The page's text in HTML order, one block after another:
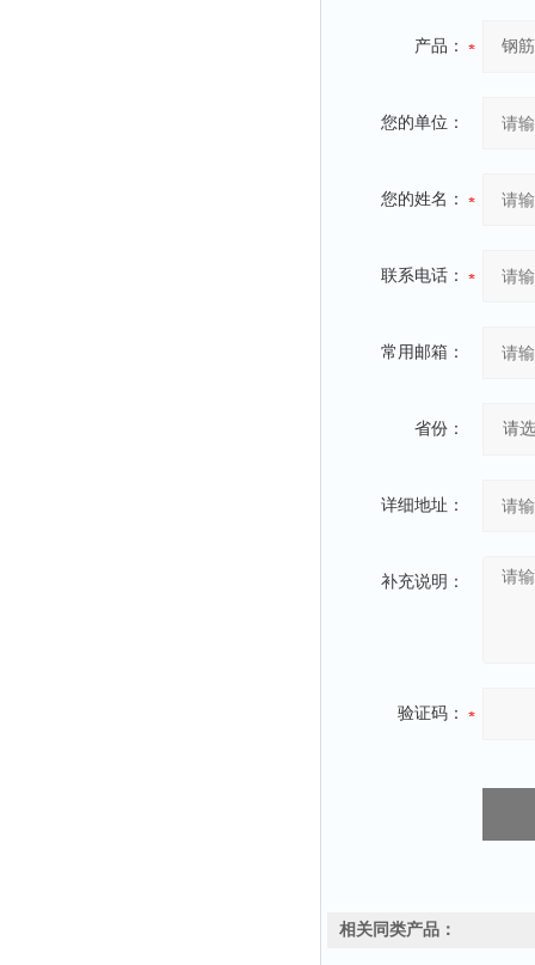
产品：
您的单位：
您的姓名：
联系电话：
常用邮箱：
省份：
详细地址：
补充说明：
验证码：
相关同类产品：